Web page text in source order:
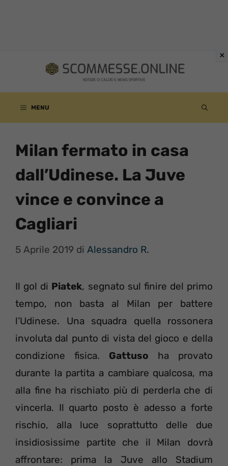
contenuto
MENU
Milan fermato in casa
dall’Udinese. La Juve
vince e convince a
Cagliari
5 Aprile 2019 di Alessandro R.
Il gol di Piatek, segnato sul finire del primo
tempo, non basta al Milan per battere
l’Udinese. Una squadra quella rossonera
involuta dal punto di vista del gioco e della
condizione fisica. Gattuso ha provato
durante la partita a cambiare qualcosa, ma
alla fine ha rischiato più di perderla che di
vincerla. Il quarto posto è adesso a forte
rischio, alla luce soprattutto delle due
insidiosissime partite che il Milan dovrà
affrontare: prima la Juve allo Stadium